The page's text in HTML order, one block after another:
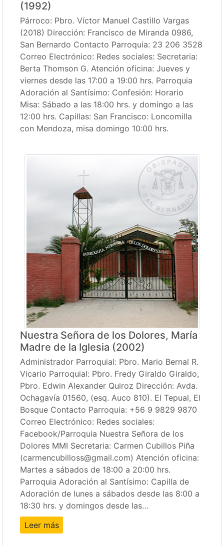
(1992)
Párroco: Pbro. Víctor Manuel Castillo Vargas
(2018) Dirección: Francisco de Miranda 0986,
San Bernardo Contacto Parroquia: 23 206 3528
Correo Electrónico: Redes sociales: Secretaria:
Berta Thomson G. Atención oficina: Jueves y
viernes desde las 17:00 a 19:00 hrs. Parroquia
Adoración al Santísimo: Confesión: Horario
Misa: Sábado a las 18:00 hrs. y domingo a las
12:00 hrs. Capillas: San Francisco: Loncomilla
con Mendoza, misa domingo 10:00 hrs.
Nuestra Señora de los Dolores, María
Madre de la Iglesia (2002)
Administrador Parroquial: Pbro. Mario Bernal R.
Vicario Parroquial: Pbro. Fredy Giraldo Giraldo,
Pbro. Edwin Alexander Quiroz Dirección: Avda.
Ochagavía 01560, (esq. Auco 810). El Tepual, El
Bosque Contacto Parroquia: +56 9 9829 9870
Correo Electrónico: Redes sociales:
Facebook/Parroquia Nuestra Señora de los
Dolores MMI Secretaria: Carmen Cubillos Piña
(carmencubilloss@gmail.com) Atención oficina:
Martes a sábados de 18:00 a 20:00 hrs.
Parroquia Adoración al Santísimo: Capilla de
Adoración de lunes a sábados desde las 8:00 a
18:30 hrs. y domingos desde las…
Leer más